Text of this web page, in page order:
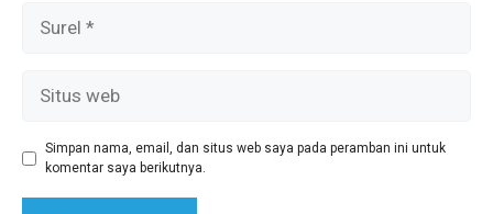
Simpan nama, email, dan situs web saya pada peramban ini untuk
komentar saya berikutnya.